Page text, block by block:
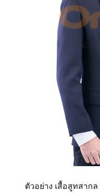
ตัวอย่าง เสื้อสูทสาก